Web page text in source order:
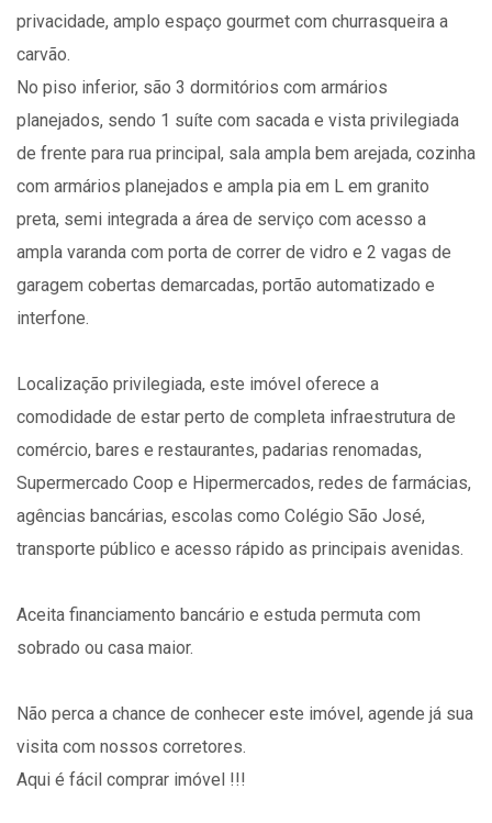
privacidade, amplo espaço gourmet com churrasqueira a
carvão.
No piso inferior, são 3 dormitórios com armários
planejados, sendo 1 suíte com sacada e vista privilegiada
de frente para rua principal, sala ampla bem arejada, cozinha
com armários planejados e ampla pia em L em granito
preta, semi integrada a área de serviço com acesso a
ampla varanda com porta de correr de vidro e 2 vagas de
garagem cobertas demarcadas, portão automatizado e
interfone.
Localização privilegiada, este imóvel oferece a
comodidade de estar perto de completa infraestrutura de
comércio, bares e restaurantes, padarias renomadas,
Supermercado Coop e Hipermercados, redes de farmácias,
agências bancárias, escolas como Colégio São José,
transporte público e acesso rápido as principais avenidas.
Aceita financiamento bancário e estuda permuta com
sobrado ou casa maior.
Não perca a chance de conhecer este imóvel, agende já sua
visita com nossos corretores.
Aqui é fácil comprar imóvel !!!